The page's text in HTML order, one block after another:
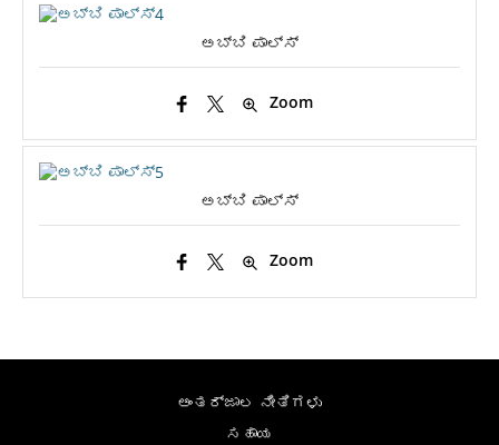
ಅಬ್ಬಿ ಪಾಲ್ಸ್
Zoom
ಅಬ್ಬಿ ಪಾಲ್ಸ್
Zoom
ಅಂತರ್ಜಾಲ ನೀತಿಗಳು
ಸಹಾಯ